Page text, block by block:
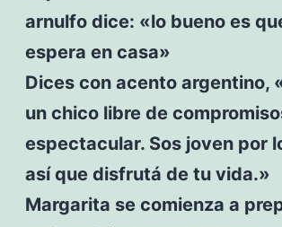
arnulfo dice: «lo bueno es
espera en casa»
Dices con acento argentino,
un chico libre de
espectacular. Sos joven por
así que disfrutá de tu vida.»
Margarita se comienza a